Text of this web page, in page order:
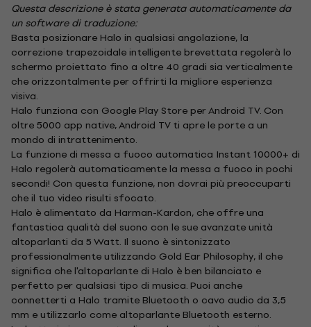
Questa descrizione è stata generata automaticamente da
un software di traduzione:
Basta posizionare Halo in qualsiasi angolazione, la
correzione trapezoidale intelligente brevettata regolerà lo
schermo proiettato fino a oltre 40 gradi sia verticalmente
che orizzontalmente per offrirti la migliore esperienza
visiva.
Halo funziona con Google Play Store per Android TV. Con
oltre 5000 app native, Android TV ti apre le porte a un
mondo di intrattenimento.
La funzione di messa a fuoco automatica Instant 10000+ di
Halo regolerà automaticamente la messa a fuoco in pochi
secondi! Con questa funzione, non dovrai più preoccuparti
che il tuo video risulti sfocato.
Halo è alimentato da Harman-Kardon, che offre una
fantastica qualità del suono con le sue avanzate unità
altoparlanti da 5 Watt. Il suono è sintonizzato
professionalmente utilizzando Gold Ear Philosophy, il che
significa che l'altoparlante di Halo è ben bilanciato e
perfetto per qualsiasi tipo di musica. Puoi anche
connetterti a Halo tramite Bluetooth o cavo audio da 3,5
mm e utilizzarlo come altoparlante Bluetooth esterno.